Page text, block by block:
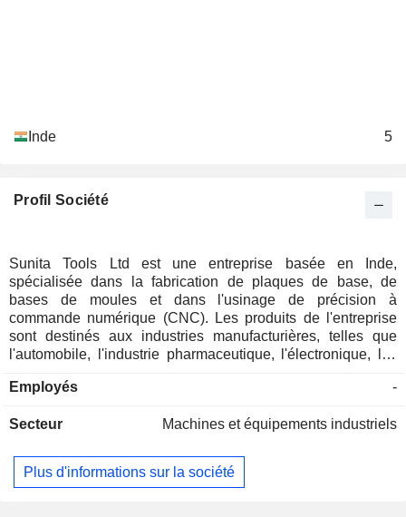
Inde 5
Profil Société
Sunita Tools Ltd est une entreprise basée en Inde,
spécialisée dans la fabrication de plaques de base, de
bases de moules et dans l'usinage de précision à
commande numérique (CNC). Les produits de l'entreprise
sont destinés aux industries manufacturières, telles que
l'automobile, l'industrie pharmaceutique, l'électronique, les
manufacturiers. Ses produits comprennent des socles de
notamment des socles de moules sur mesure, des socles de
et fermetures, des socles de moules standard, des socles de
moules pour moulage sous pression, des socles de moules,
Employés -
Secteur Machines et équipements industriels
Plus d'informations sur la société